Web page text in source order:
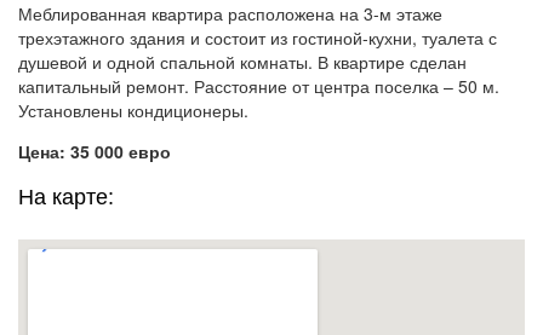
Меблированная квартира расположена на 3-м этаже
трехэтажного здания и состоит из гостиной-кухни, туалета с
душевой и одной спальной комнаты. В квартире сделан
капитальный ремонт. Расстояние от центра поселка – 50 м.
Установлены кондиционеры.
Цена: 35 000 евро
На карте: